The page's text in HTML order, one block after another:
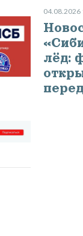
04.08.2026
лёд: